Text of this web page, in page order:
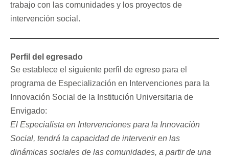
trabajo con las comunidades y los proyectos de
intervención social.
Perfil del egresado
Se establece el siguiente perfil de egreso para el
programa de Especialización en Intervenciones para la
Innovación Social de la Institución Universitaria de
Envigado:
El Especialista en Intervenciones para la Innovación
Social, tendrá la capacidad de intervenir en las
dinámicas sociales de las comunidades, a partir de una